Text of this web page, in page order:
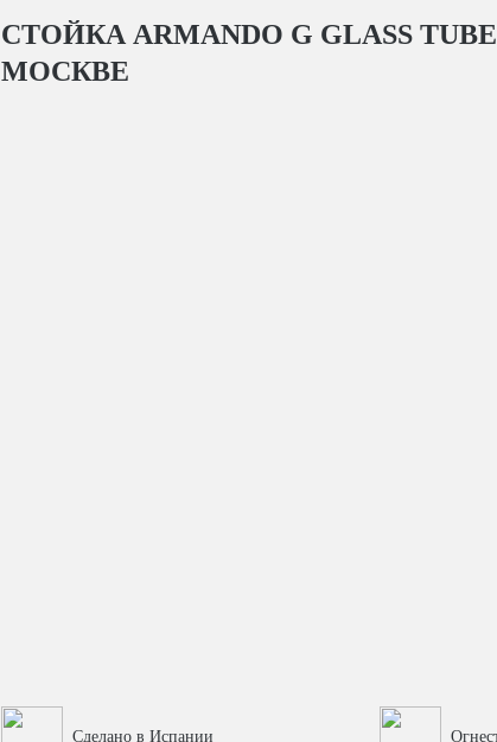
СТОЙКА ARMANDO G GLASS
МОСКВЕ
Сделано в Испании